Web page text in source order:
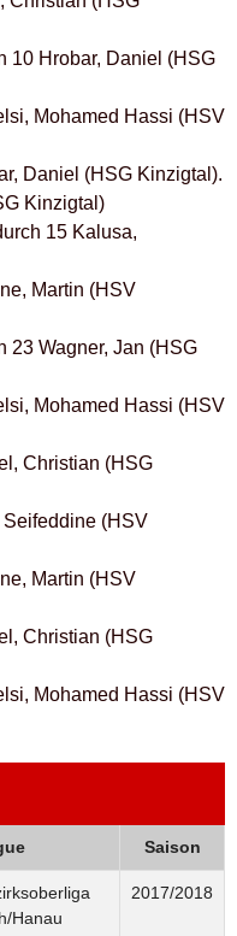
Hrobar, Daniel (HSG
Mohamed Hassi (HSV
Daniel (HSG Kinzigtal).
Kinzigtal)
15 Kalusa,
Martin (HSV
Wagner, Jan (HSG
Mohamed Hassi (HSV
Christian (HSG
(HSV
Martin (HSV
Christian (HSG
Mohamed Hassi (HSV
Saison
Hanau
2017/2018